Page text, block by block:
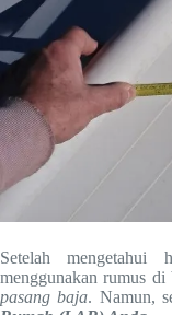
Setelah
menggunakan rumus
pasang baja. Namun,